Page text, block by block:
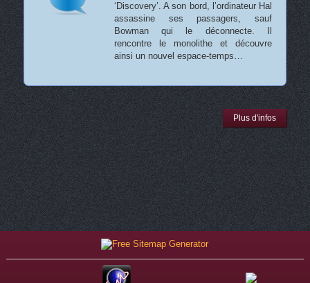
‘Discovery’. A son bord, l’ordinateur Hal
assassine ses passagers, sauf
Bowman qui le déconnecte. Il
rencontre le monolithe et découvre
ainsi un nouvel espace-temps…
Plus d'infos